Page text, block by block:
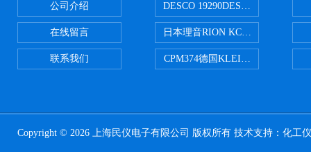
公司介绍
在线留言
联系我们
DESCO 19290DESCO 19290重锤
日本理音RION KC-51/KC-52便携
CPM374德国KLEINWAECHTER
Copyright © 2026 上海民仪电子有限公司 版权所有 技术支持： 化工